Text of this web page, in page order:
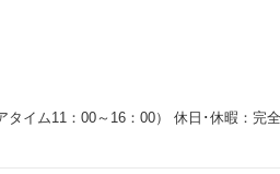
イム11：00～16：00） 休日･休暇：完